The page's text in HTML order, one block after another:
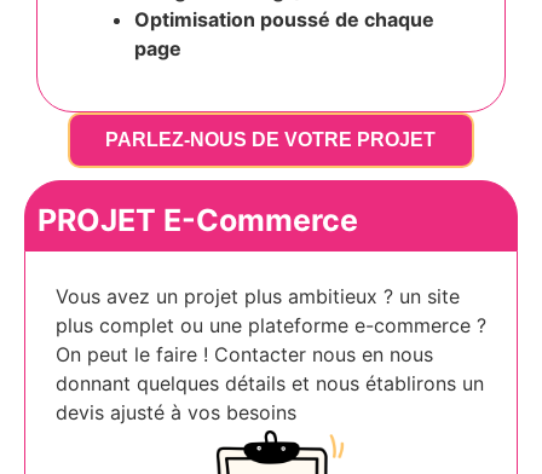
Optimisation poussé de chaque
page
PARLEZ-NOUS DE VOTRE PROJET
PROJET E-Commerce
Vous avez un projet plus ambitieux ? un site
plus complet ou une plateforme e-commerce ?
On peut le faire ! Contacter nous en nous
donnant quelques détails et nous établirons un
devis ajusté à vos besoins